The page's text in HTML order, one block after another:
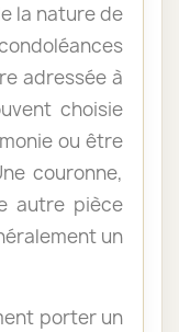
la nature de
adressée à
choisie
ou être
couronne,
autre pièce
un
porter un